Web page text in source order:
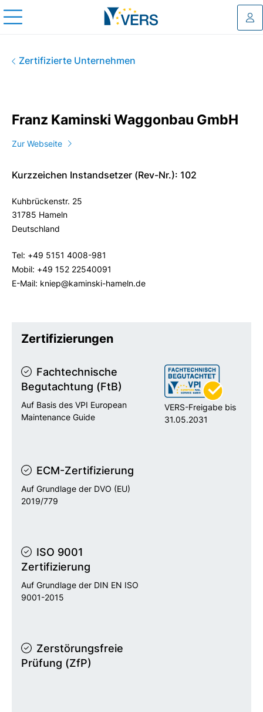
Zertifizierte Unternehmen
Franz Kaminski Waggonbau
Franz Kaminski Waggonbau GmbH
Zur Webseite
Kurzzeichen Instandsetzer (Rev-Nr.): 102
Kuhbrückenstr. 25
31785 Hameln
Deutschland
Tel: +49 5151 4008-981
Mobil: +49 152 22540091
E-Mail: kniep@kaminski-hameln.de
Zertifizierungen
Fachtechnische
Begutachtung (FtB)
Auf Basis des VPI European
Maintenance Guide
VERS-Freigabe bis
31.05.2031
ECM-Zertifizierung
Auf Grundlage der DVO (EU)
2019/779
ISO 9001
Zertifizierung
Auf Grundlage der DIN EN ISO
9001-2015
Zerstörungsfreie
Prüfung (ZfP)